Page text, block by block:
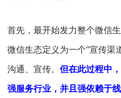
首先，最开始发力整个微信
微信生态定义为一个“宣传渠
沟通、宣传。 但在此过程中
强服务行业，并且强依赖于